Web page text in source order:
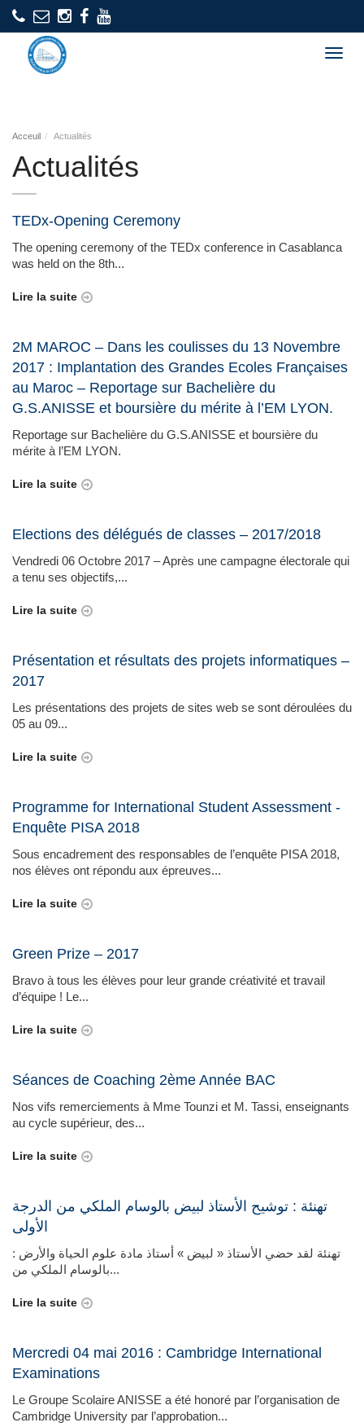
Acceuil Actualités
Actualités
TEDx-Opening Ceremony
The opening ceremony of the TEDx conference in Casablanca
was held on the 8th...
Lire la suite
2M MAROC – Dans les coulisses du 13 Novembre
2017 : Implantation des Grandes Ecoles Françaises
au Maroc – Reportage sur Bachelière du
G.S.ANISSE et boursière du mérite à l’EM LYON.
Reportage sur Bachelière du G.S.ANISSE et boursière du
mérite à l’EM LYON.
Lire la suite
Elections des délégués de classes – 2017/2018
Vendredi 06 Octobre 2017 – Après une campagne électorale qui
a tenu ses objectifs,...
Lire la suite
Présentation et résultats des projets informatiques –
2017
Les présentations des projets de sites web se sont déroulées du
05 au 09...
Lire la suite
Programme for International Student Assessment -
Enquête PISA 2018
Sous encadrement des responsables de l’enquête PISA 2018,
nos élèves ont répondu aux épreuves...
Lire la suite
Green Prize – 2017
Bravo à tous les élèves pour leur grande créativité et travail
d’équipe ! Le...
Lire la suite
Séances de Coaching 2ème Année BAC
Nos vifs remerciements à Mme Tounzi et M. Tassi, enseignants
au cycle supérieur, des...
Lire la suite
تهنئة : توشيح الأستاذ لبيض بالوسام الملكي من الدرجة
الأولى
: تهنئة لقد حضي الأستاذ « لبيض » أستاذ مادة علوم الحياة والأرض
بالوسام الملكي من...
Lire la suite
Mercredi 04 mai 2016 : Cambridge International
Examinations
Le Groupe Scolaire ANISSE a été honoré par l’organisation de
Cambridge University par l’approbation...